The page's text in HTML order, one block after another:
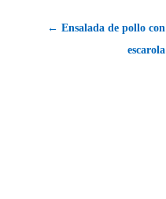
← Ensalada de pollo con
escarola